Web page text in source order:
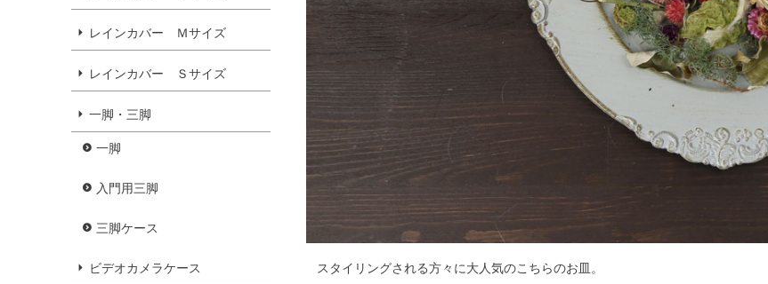
レインカバー Ｍサイズ
レインカバー Ｓサイズ
一脚・三脚
一脚
入門用三脚
三脚ケース
ビデオカメラケース スタイリングされる方々に大人気のこちらのお皿。